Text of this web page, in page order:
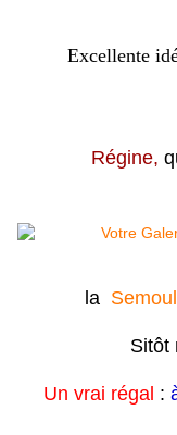
Excellente
Régine,
la
Sitôt
Un vrai régal :